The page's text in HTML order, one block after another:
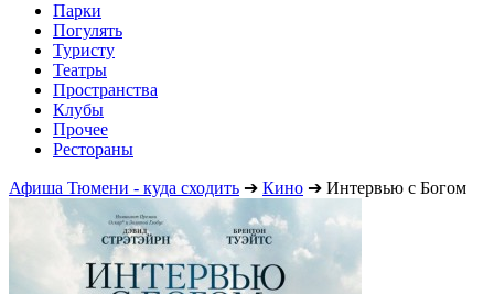
Парки
Погулять
Туристу
Театры
Пространства
Клубы
Прочее
Рестораны
Афиша Тюмени - куда сходить ➔ Кино ➔ Интервью с Богом